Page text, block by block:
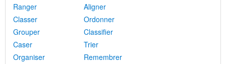
Ranger
Aligner
Classer
Ordonner
Grouper
Classifier
Caser
Trier
Organiser
Remembrer